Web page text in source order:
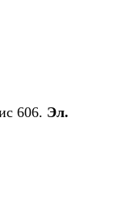
606. Эл.